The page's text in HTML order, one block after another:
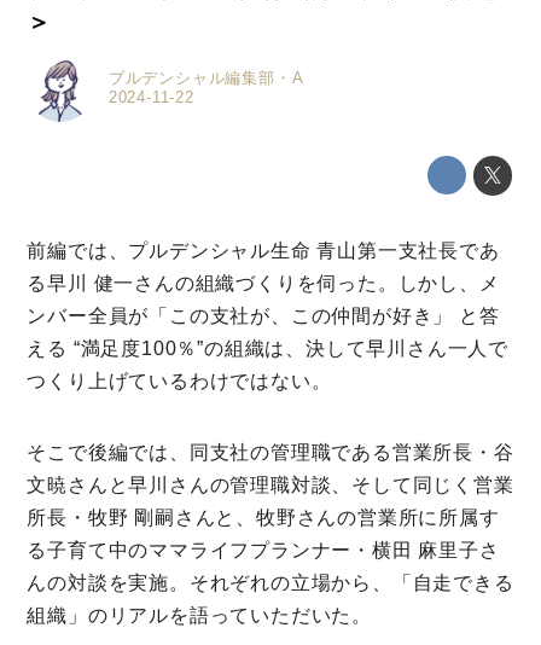
＞
2024-11-22
プルデンシャル編集部・A
前編では、プルデンシャル生命 青山第一支社長であ
る早川 健一さんの組織づくりを伺った。しかし、メ
ンバー全員が「この支社が、この仲間が好き」 と答
える “満足度100％”の組織は、決して早川さん一人で
つくり上げているわけではない。
そこで後編では、同支社の管理職である営業所長・谷
文暁さんと早川さんの管理職対談、そして同じく営業
所長・牧野 剛嗣さんと、牧野さんの営業所に所属す
る子育て中のママライフプランナー・横田 麻里子さ
んの対談を実施。それぞれの立場から、「自走できる
組織」のリアルを語っていただいた。